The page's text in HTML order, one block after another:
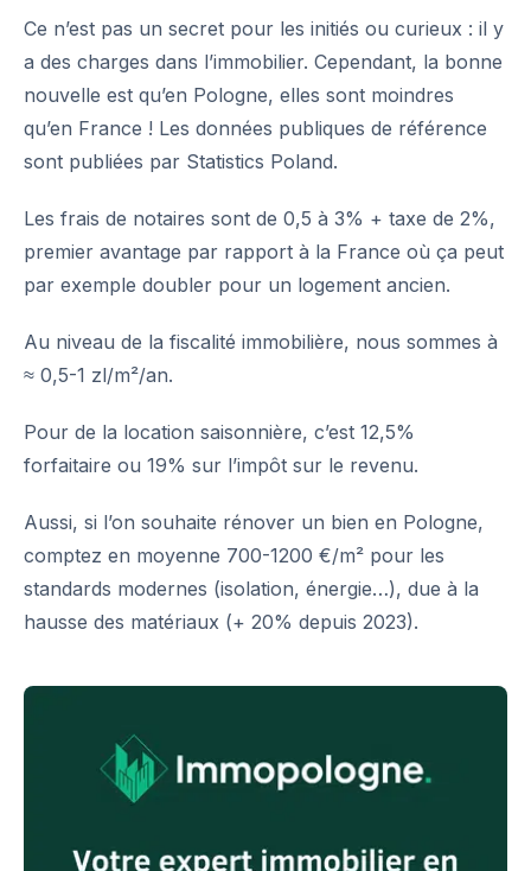
Ce n’est pas un secret pour les initiés ou curieux : il y
a des charges dans l’immobilier. Cependant, la bonne
nouvelle est qu’en Pologne, elles sont moindres
qu’en France ! Les données publiques de référence
sont publiées par Statistics Poland.
Les frais de notaires sont de 0,5 à 3% + taxe de 2%,
premier avantage par rapport à la France où ça peut
par exemple doubler pour un logement ancien.
Au niveau de la fiscalité immobilière, nous sommes à
≈ 0,5-1 zl/m²/an.
Pour de la location saisonnière, c’est 12,5%
forfaitaire ou 19% sur l’impôt sur le revenu.
Aussi, si l’on souhaite rénover un bien en Pologne,
comptez en moyenne 700-1200 €/m² pour les
standards modernes (isolation, énergie…), due à la
hausse des matériaux (+ 20% depuis 2023).